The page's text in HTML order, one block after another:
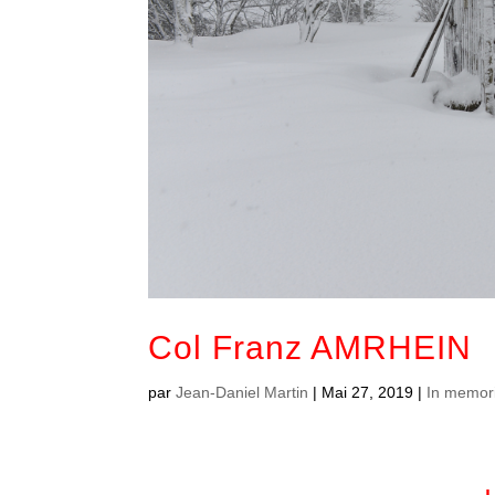
Col Franz AMRHEIN
parJean-Daniel Martin | Mai 27, 2019 | In